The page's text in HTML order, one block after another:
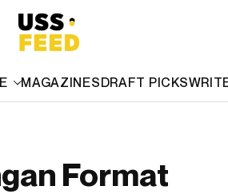
MAGAZINESDRAFT PICKS
Format